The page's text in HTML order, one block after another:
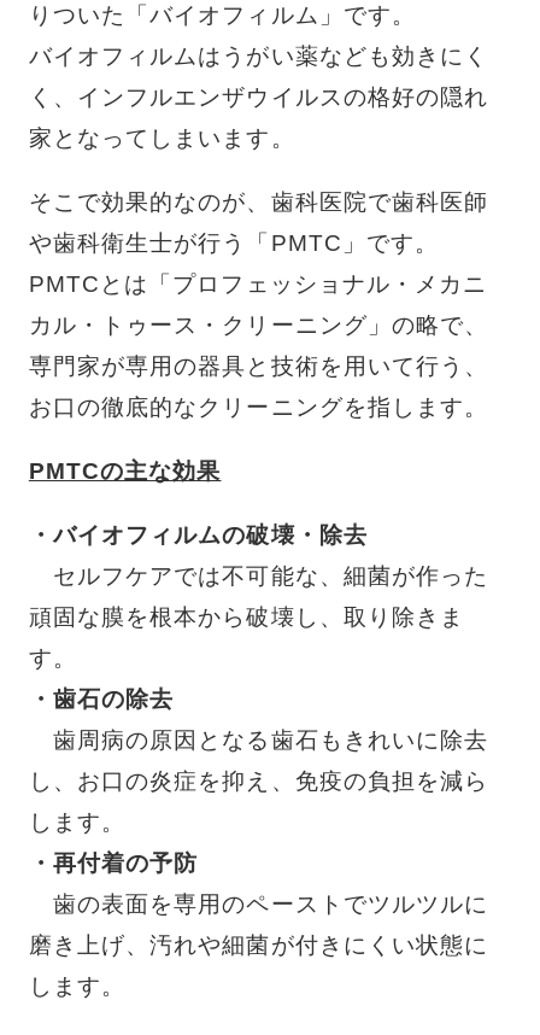
りついた「バイオフィルム」です。
バイオフィルムはうがい薬なども効きにく
く、インフルエンザウイルスの格好の隠れ
家となってしまいます。
そこで効果的なのが、歯科医院で歯科医師
や歯科衛生士が行う「PMTC」です。
PMTCとは「プロフェッショナル・メカニ
カル・トゥース・クリーニング」の略で、
専門家が専用の器具と技術を用いて行う、
お口の徹底的なクリーニングを指します。
PMTCの主な効果
・バイオフィルムの破壊・除去
セルフケアでは不可能な、細菌が作った
頑固な膜を根本から破壊し、取り除きま
す。
・歯石の除去
歯周病の原因となる歯石もきれいに除去
し、お口の炎症を抑え、免疫の負担を減ら
します。
・再付着の予防
歯の表面を専用のペーストでツルツルに
磨き上げ、汚れや細菌が付きにくい状態に
します。